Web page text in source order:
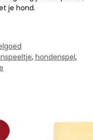
je hond.
, hondenspel,